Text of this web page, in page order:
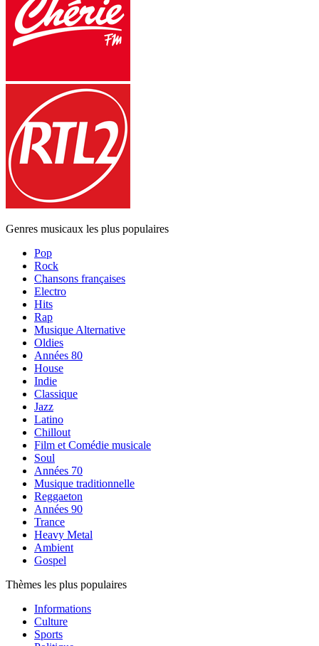
Genres musicaux les plus populaires
Pop
Rock
Chansons françaises
Electro
Hits
Rap
Musique Alternative
Oldies
Années 80
House
Indie
Classique
Jazz
Latino
Chillout
Film et Comédie musicale
Soul
Années 70
Musique traditionnelle
Reggaeton
Années 90
Trance
Heavy Metal
Ambient
Gospel
Thèmes les plus populaires
Informations
Culture
Sports